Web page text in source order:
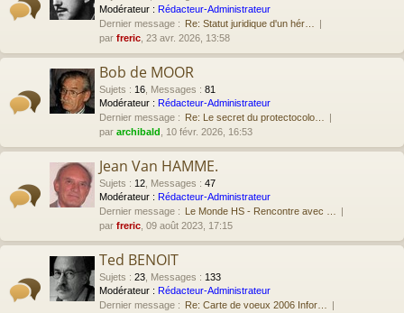
Modérateur : Rédacteur-Administrateur
Dernier message : Re: Statut juridique d'un hér…
par freric , 23 avr. 2026, 13:58
Bob de MOOR
Sujets : 16 Messages : 81
Modérateur : Rédacteur-Administrateur
Dernier message : Re: Le secret du protectocolo…
par archibald , 10 févr. 2026, 16:53
Jean Van HAMME.
Sujets : 12 Messages : 47
Modérateur : Rédacteur-Administrateur
Dernier message : Le Monde HS - Rencontre avec …
par freric , 09 août 2023, 17:15
Ted BENOIT
Sujets : 23 Messages : 133
Modérateur : Rédacteur-Administrateur
Dernier message : Re: Carte de voeux 2006 Infor…